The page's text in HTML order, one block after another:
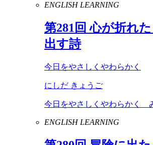
ENGLISH LEARNING
第281 回 心が折れ
出す詩
今日をやさしくやわらかく
にしだ きょうご
今日をやさしくやわらかく
ENGLISH LEARNING